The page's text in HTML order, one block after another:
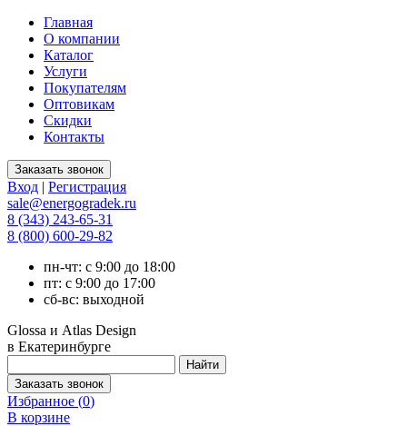
Главная
О компании
Каталог
Услуги
Покупателям
Оптовикам
Скидки
Контакты
Вход | Регистрация
sale@energogradek.ru
8 (343) 243-65-31
8 (800) 600-29-82
пн-чт: с 9:00 до 18:00
пт: с 9:00 до 17:00
сб-вс: выходной
Glossa и Atlas Design
в Екатеринбурге
Избранное (0)
В корзине